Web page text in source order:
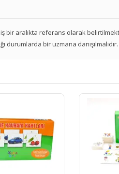
bir aralıkta referans olarak
durumlarda bir uzmana danışılmalıdır.